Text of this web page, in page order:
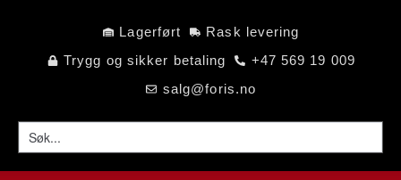
Lagerført
Rask levering
Trygg og sikker betaling
+47 569 19 009
salg@foris.no